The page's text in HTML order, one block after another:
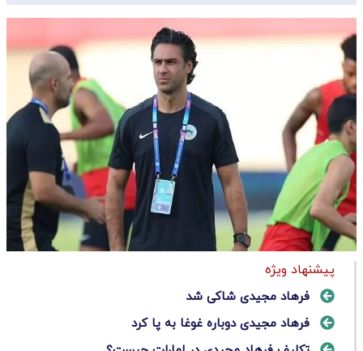
پیشنهاد ویژه
فرهاد مجیدی شاکی شد
فرهاد مجیدی دوباره غوغا به پا کرد